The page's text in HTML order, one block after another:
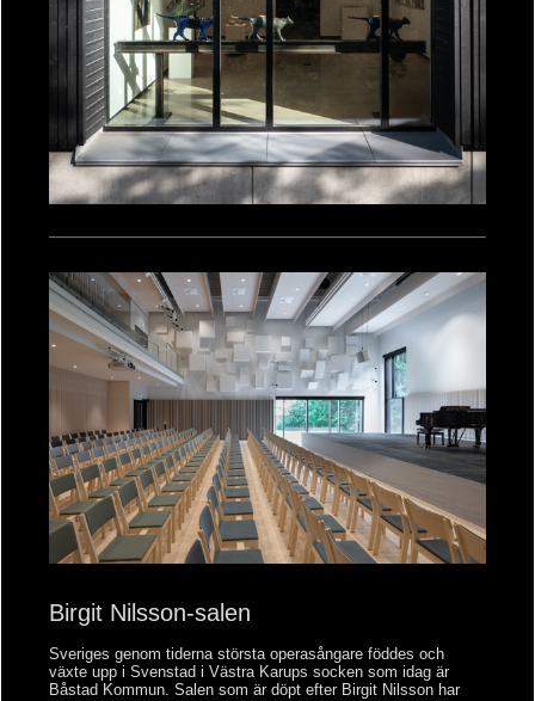
Birgit Nilsson-salen
Sveriges genom tiderna största operasångare föddes och
växte upp i Svenstad i Västra Karups socken som idag är
Båstad Kommun. Salen som är döpt efter Birgit Nilsson har